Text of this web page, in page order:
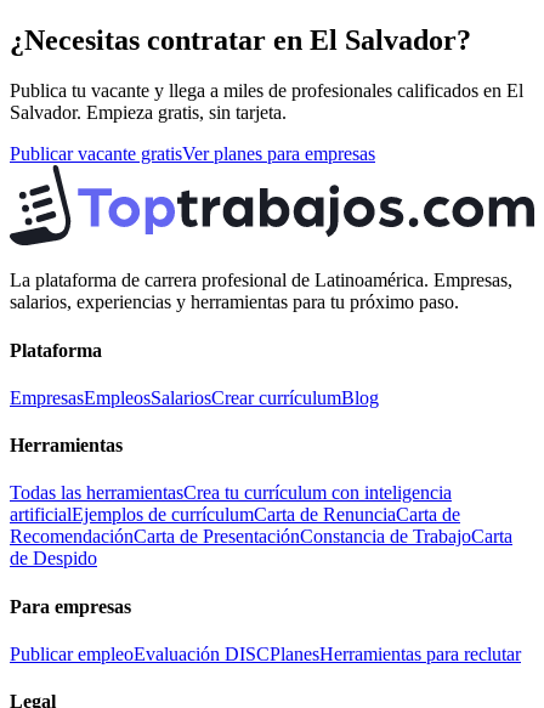
¿Necesitas contratar en El Salvador?
Publica tu vacante y llega a miles de profesionales calificados en El
Salvador. Empieza gratis, sin tarjeta.
Publicar vacante gratisVer planes para empresas
La plataforma de carrera profesional de Latinoamérica. Empresas,
salarios, experiencias y herramientas para tu próximo paso.
Plataforma
EmpresasEmpleosSalariosCrear currículumBlog
Herramientas
Todas las herramientasCrea tu currículum con inteligencia
artificialEjemplos de currículumCarta de RenunciaCarta de
RecomendaciónCarta de PresentaciónConstancia de TrabajoCarta
de Despido
Para empresas
Publicar empleoEvaluación DISCPlanesHerramientas para reclutar
Legal